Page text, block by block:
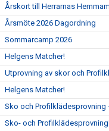
Årskort till Herrarnas
Årsmöte 2026 Dagordning
Sommarcamp 2026
Helgens Matcher!
Utprovning av skor och
Helgens Matcher!
Sko och Profilklädesprovning
Sko- och